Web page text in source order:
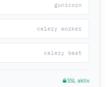
gunicorn
celery worker
celery beat
SSL aktiv